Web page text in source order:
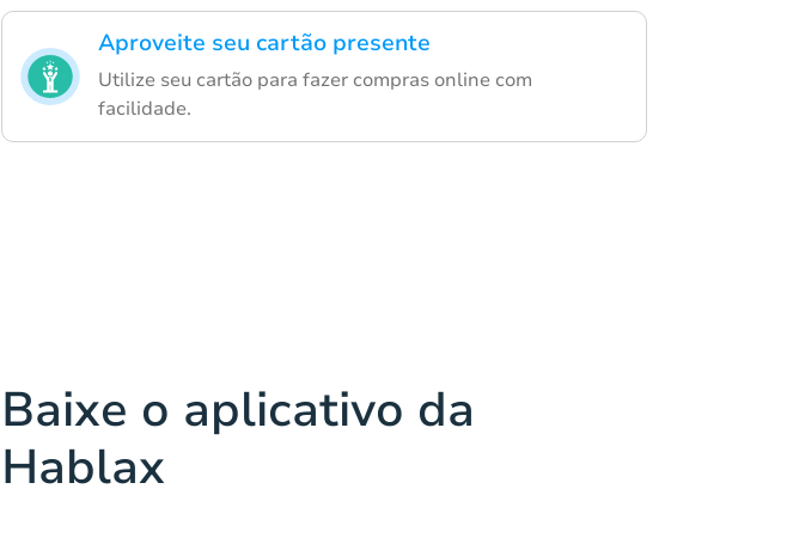
Aproveite seu cartão presente
Utilize seu cartão para fazer compras online com
facilidade.
Baixe o aplicativo da
Hablax